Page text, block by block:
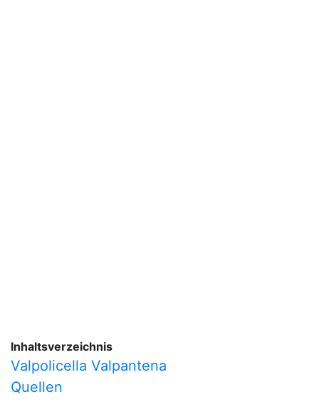
Inhaltsverzeichnis
Valpolicella Valpantena
Quellen